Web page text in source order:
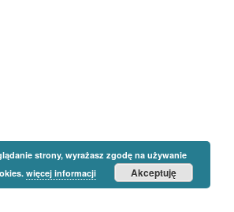
strony, wyrażasz zgodę na używanie
więcej informacji Akceptuję